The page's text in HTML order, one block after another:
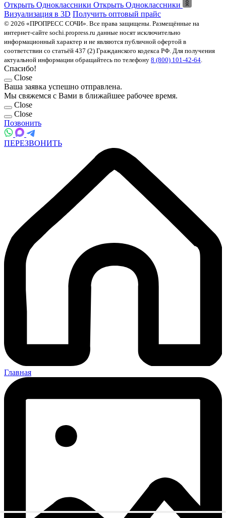
Открыть Одноклассники Открыть Одноклассники
Визуализация в 3D Получить оптовый прайс
© 2026 «ПРОПРЕСС СОЧИ». Все права защищены. Размещённые на
интернет-сайте sochi.propress.ru данные носят исключительно
информационный характер и не являются публичной офертой в
соответствии со статьёй 437 (2) Гражданского кодекса РФ. Для получения
актуальной информации обращайтесь по телефону 8 (800) 101-42-64.
Спасибо!
Close
Ваша заявка успешно отправлена.
Мы свяжемся с Вами в ближайшее рабочее время.
Close
Close
Позвонить
ПЕРЕЗВОНИТЬ
Главная